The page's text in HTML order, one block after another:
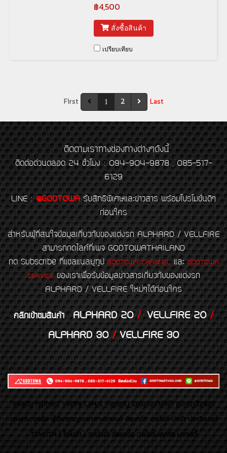
฿4,500
สั่งซื้อสินค้า
เปรียบเทียบ
First 1 2 Last
ติดตามเราทางช่องทางต่างๆดังนี้
ติดต่อด่วนตลอด 24 ชั่วโมง : 094-904-9878 , 085-517-
6129
LINE : @GODTOWA รับสิทธิพิเศษและข่าวสาร พร้อมโปรโมชั่นดีๆ
ก่อนใคร
สำหรับผู้ที่สนใจข้อมูลเกี่ยวกับของแต่งรถ ALPHARD / VELLFIRE
สามารถกดไลค์ที่เพจ GODTOWATHAILAND
กด Subscribe ที่แชลแนลยูทูป GODTOWA CHANNELและGODTOWA
SERVICEของเราเพื่อรับข้อมูลข่าวสารเกี่ยวกับของแต่งรถ
ALPHARD / VELLFIRE ใหม่ๆได้ก่อนใคร
คลิกเข้าชมสินค้า ALPHARD 20/VELLFIRE 20/
ALPHARD 30/VELLFIRE 30
ของเเต่ง Alphard Vellfire Lexus Majesty ของเเต่งรถนำเข้า อุปกรณ์ตกแต่ง
ของแต่ง ชุดล้อ ผู้เชี่ยวชาญเฉพาะทางรถยนต์ อัลพาร์ด เวลไฟร์ นำเข้า ประดับยนต์
TOYOTA ( โตโยต้า ) รถนำเข้า อัลพาร์ด เวลไฟร์ เลกซัส มาเจสตี้